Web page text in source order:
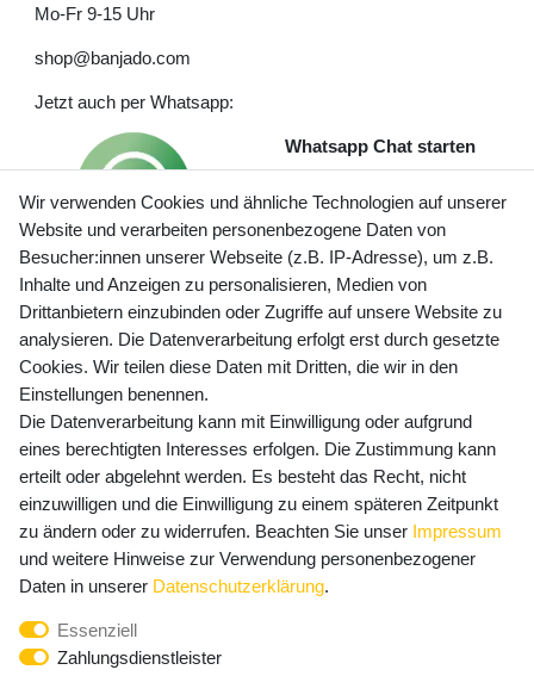
Mo-Fr 9-15 Uhr
shop@banjado.com
Jetzt auch per Whatsapp:
Whatsapp Chat starten
Preisangaben inkl. gesetzl. MwSt. und zzgl. Service- und
Versandkosten
Newsletter Anmeldung - Keine Angebote
mehr verpassen!
E-MAIL **
Newsletter
Honig
Hiermit bestätige ich, dass ich dieDaten­schutz­erklärung
widerrufen.**
Wir verwenden Cookies und ähnliche Technologien auf unserer
Website und verarbeiten personenbezogene Daten von
Besucher:innen unserer Webseite (z.B. IP-Adresse), um z.B.
Inhalte und Anzeigen zu personalisieren, Medien von
Drittanbietern einzubinden oder Zugriffe auf unsere Website zu
analysieren. Die Datenverarbeitung erfolgt erst durch gesetzte
Cookies. Wir teilen diese Daten mit Dritten, die wir in den
Einstellungen benennen.
Die Datenverarbeitung kann mit Einwilligung oder aufgrund
eines berechtigten Interesses erfolgen. Die Zustimmung kann
erteilt oder abgelehnt werden. Es besteht das Recht, nicht
einzuwilligen und die Einwilligung zu einem späteren Zeitpunkt
zu ändern oder zu widerrufen. Beachten Sie unser Impressum
und weitere Hinweise zur Verwendung personenbezogener
Daten in unserer Daten­schutz­erklärung.
Essenziell
Zahlungsdienstleister